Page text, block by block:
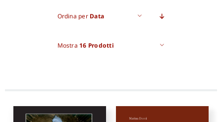
Ordina per Data
Mostra 16 Prodotti